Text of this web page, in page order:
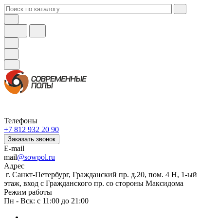
Телефоны
+7 812 932 20 90
Заказать звонок
E-mail
mail@sowpol.ru
Адрес
г. Санкт-Петербург, Гражданский пр. д.20, пом. 4 Н, 1-ый
этаж, вход с Гражданского пр. со стороны Максидома
Режим работы
Пн - Вск: с 11:00 до 21:00